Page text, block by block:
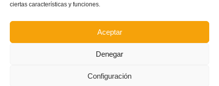
ciertas características y funciones.
Aceptar
Denegar
Configuración